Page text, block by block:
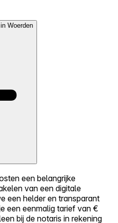
Woerden
een belangrijke
van een digitale
een helder en transparant
een eenmalig tarief van €
bij de notaris in rekening